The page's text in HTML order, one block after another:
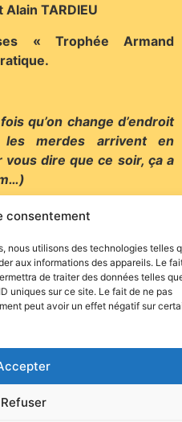
consentement
nous utilisons des technologies telles
aux informations des appareils. Le
de traiter des données telles
uniques sur ce site. Le fait de ne pas
peut avoir un effet négatif sur
Refuser
TARDIEU
« Trophée Armand
qu’on change d’endroit
les merdes arrivent en
dire que ce soir, ça a
TOROFIESTA